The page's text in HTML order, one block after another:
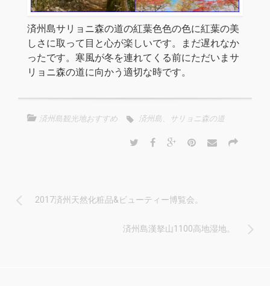
済州島サリョニ森の道の紅葉色色の色に紅葉の美
しさに取って目と心が楽しいです。まだ遅れなか
ったです。寒風が冬を連れてくる前にただいまサ
リョニ森の道に向かう適切な時です。
済州島観光地おすすめ 済州島、サリョニ森の道
2017済州天然化粧品&ビューティー博覧会。
済州島漢拏山1100高地湿地。